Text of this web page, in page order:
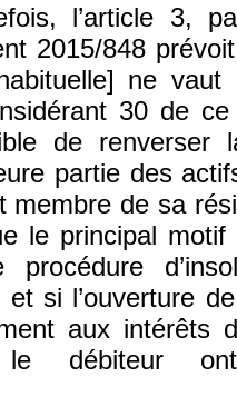
l’article 3,
2015/848
ne vaut
30 de ce
de renverser
partie des
membre de sa
le principal motif
procédure
et si l’ouverture
aux intérêts
le débiteur